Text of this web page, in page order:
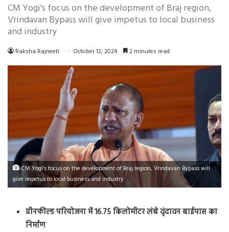
CM Yogi's focus on the development of Braj region,
Vrindavan Bypass will give impetus to local business
and industry
Raksha Rajneeti October 12, 2024 2 minutes read
CM Yogi's focus on the development of Braj region, Vrindavan Bypass will
give impetus to local business and industry
ग्रीनफील्ड परियोजना में 16.75 किलोमीटर लंबे वृंदावन बाईपास का
निर्माण